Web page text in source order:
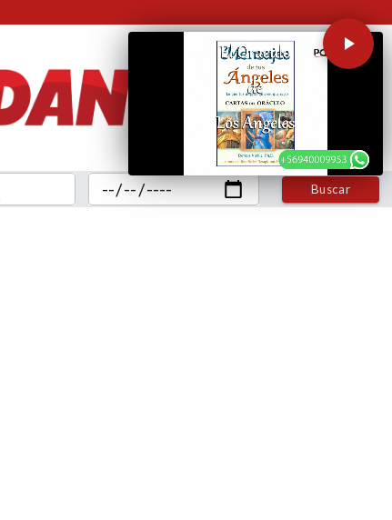
Buscar